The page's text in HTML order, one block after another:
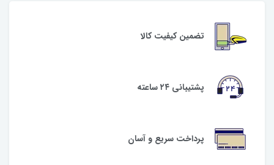
تضمین کیفیت کالا
پشتیبانی ۲۴ ساعته
پرداخت سریع و آسان